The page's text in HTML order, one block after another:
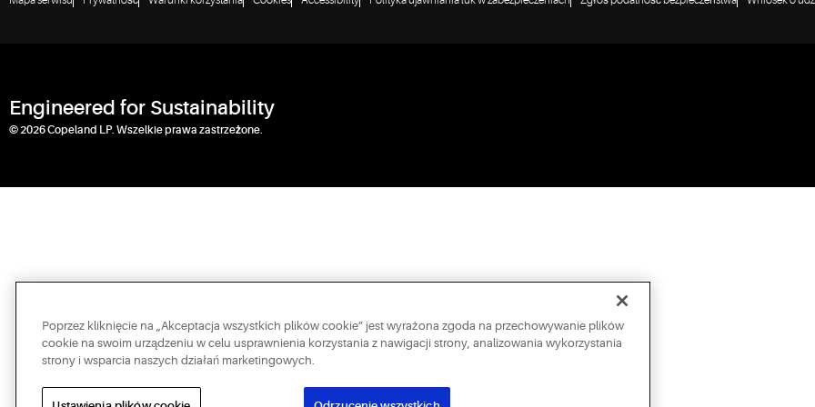
Engineered for Sustainability
© 2026 Copeland LP. Wszelkie prawa zastrzeżone.
Poprzez kliknięcie na „Akceptacja wszystkich plików cookie” jest wyrażona zgoda na przechowywanie plików
cookie na swoim urządzeniu w celu usprawnienia korzystania z nawigacji strony, analizowania wykorzystania
strony i wsparcia naszych działań marketingowych.